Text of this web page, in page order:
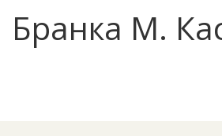
Бранка М.